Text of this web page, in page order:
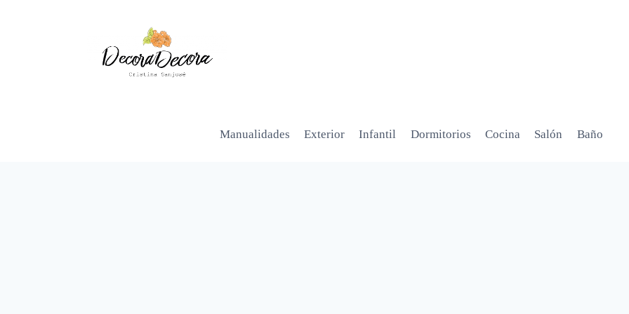
Manualidades Exterior Infantil Dormitorios Cocina Salón Baño